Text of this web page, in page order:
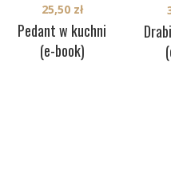
Pedant w kuchni
(e-book)
25,50 zł